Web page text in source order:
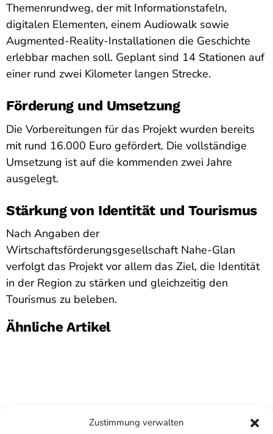
Zustimmung verwalten
Themenrundweg, der mit Informationstafeln,
digitalen Elementen, einem Audiowalk sowie
Augmented-Reality-Installationen die Geschichte
erlebbar machen soll. Geplant sind 14 Stationen auf
einer rund zwei Kilometer langen Strecke.
Förderung und Umsetzung
Die Vorbereitungen für das Projekt wurden bereits
mit rund 16.000 Euro gefördert. Die vollständige
Umsetzung ist auf die kommenden zwei Jahre
ausgelegt.
Stärkung von Identität und Tourismus
Nach Angaben der
Wirtschaftsförderungsgesellschaft Nahe-Glan
verfolgt das Projekt vor allem das Ziel, die Identität
in der Region zu stärken und gleichzeitig den
Tourismus zu beleben.
Ähnliche Artikel